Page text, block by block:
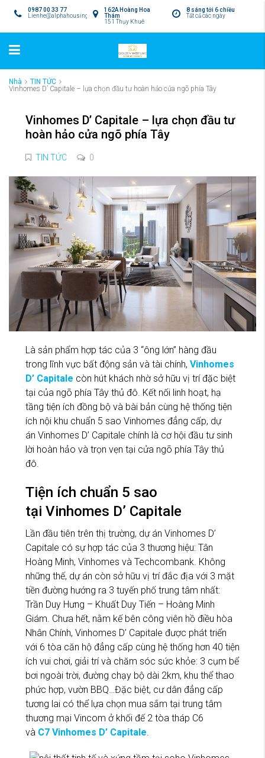
8 sáng tới 6 chiều
Tất cả các ngày
162A Hoàng Hoa
Thám
151 Thụy Khuê
0987 00 33 77
Lienhe@alphahousing.vn
Nhà
TIN TỨC
Vinhomes D’ Capitale – lựa chọn đầu tư hoàn hảo cửa ngõ phía Tây
Vinhomes D’ Capitale – lựa chọn đầu tư
hoàn hảo cửa ngõ phía Tây
TIN TỨC 0
Là sản phẩm hợp tác của 3 “ông lớn” hàng đầu
trong lĩnh vực bất động sản và tài chính, Vinhomes
D’ Capitale còn hút khách nhờ sở hữu vị trí đặc biệt
tại của ngõ phía Tây thủ đô. Kết nối linh hoạt, hạ
tầng tiện ích đồng bộ và bài bản cùng hệ thống tiện
ích nội khu chuẩn 5 sao Vinhomes đẳng cấp, dự
án Vinhomes D’ Capitale chính là cơ hội đầu tư sinh
lời hoàn hảo và trọn vẹn tại cửa ngõ phía Tây thủ
đô.
Tiện ích chuẩn 5 sao
tại Vinhomes D’ Capitale
Lần đầu tiên trên thị trường, dự án Vinhomes D’
Capitale có sự hợp tác của 3 thương hiệu: Tân
Hoàng Minh, Vinhomes và Techcombank. Không
những thế, dự án còn sở hữu vị trí đắc địa với 3 mặt
tiền đường hướng ra 3 tuyến phố trung tâm nhất:
Trần Duy Hưng – Khuất Duy Tiến – Hoàng Minh
Giám. Chưa hết, nằm kế bên công viên hồ điều hòa
Nhân Chính, Vinhomes D’ Capitale được phát triển
với 6 tòa căn hộ đẳng cấp cùng hệ thống hơn 40 tiện
ích vui chơi, giải trí và chăm sóc sức khỏe: 3 cụm bể
bơi ngoài trời, đường chạy bộ dài 2km, khu thể thao
phức hợp, vườn BBQ…Đặc biệt, cư dân đẳng cấp
tương lai có thể lựa chọn mua sắm tại trung tâm
thương mại Vincom ở khối đế 2 tòa tháp C6
và C7 Vinhomes D’ Capitale.